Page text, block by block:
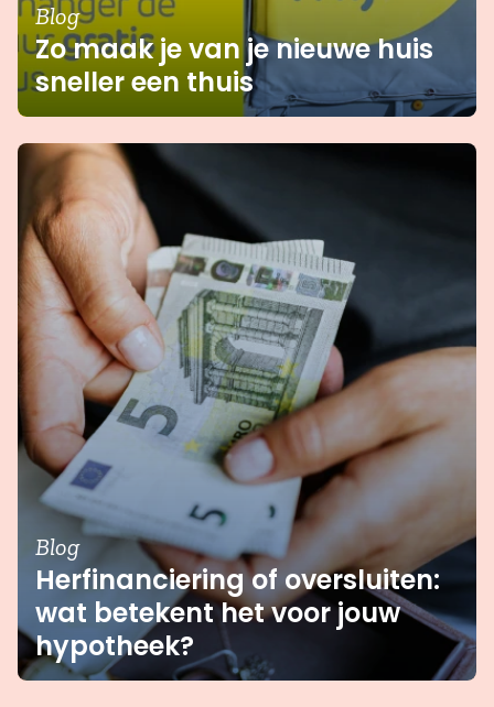
Blog
Zo maak je van je nieuwe huis
sneller een thuis
Blog
Herfinanciering of oversluiten:
wat betekent het voor jouw
hypotheek?